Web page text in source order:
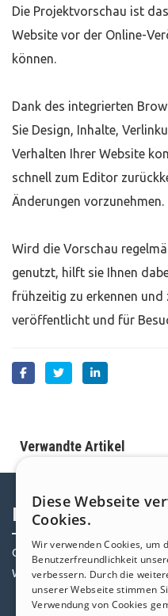
Die Projektvorschau ist
Website vor der Online-
können.
Dank des integrierten
Sie Design, Inhalte,
Verhalten Ihrer Website
schnell zum Editor
Änderungen vorzunehmen.
Wird die Vorschau
genutzt, hilft sie Ihnen
frühzeitig zu erkennen und
veröffentlicht und für
Verwandte Artikel
Help Center
Community
Websites von Nutzern
Diese Webseite
Cookies.
Wir verwenden Cookies, um
Benutzerfreundlichkeit
verbessern. Durch die
unserer Webseite stimmen
Verwendung von Cookies